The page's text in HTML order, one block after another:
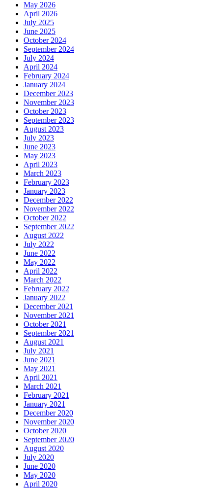
May 2026
April 2026
July 2025
June 2025
October 2024
September 2024
July 2024
April 2024
February 2024
January 2024
December 2023
November 2023
October 2023
September 2023
August 2023
July 2023
June 2023
May 2023
April 2023
March 2023
February 2023
January 2023
December 2022
November 2022
October 2022
September 2022
August 2022
July 2022
June 2022
May 2022
April 2022
March 2022
February 2022
January 2022
December 2021
November 2021
October 2021
September 2021
August 2021
July 2021
June 2021
May 2021
April 2021
March 2021
February 2021
January 2021
December 2020
November 2020
October 2020
September 2020
August 2020
July 2020
June 2020
May 2020
April 2020